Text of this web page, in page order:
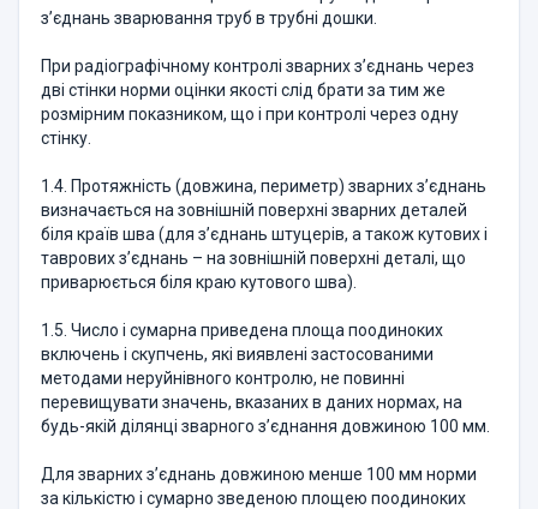
з’єднань зварю­вання труб в трубні дошки.
При радіографічному контролі зварних з’єднань через
дві стінки нор­ми оцінки якості слід брати за тим же
розмірним показником, що і при контролі через одну
стінку.
1.4. Протяжність (довжина, периметр) зварних з’єднань
визначається на зовнішній поверхні зварних деталей
біля країв шва (для з’єднань штуцерів, а також кутових і
таврових з’єднань – на зовнішній поверхні деталі, що
приварюється біля краю кутового шва).
1.5. Число і сумарна приведена площа поодиноких
включень і скуп­чень, які виявлені застосованими
методами неруйнівного контролю, не повинні
перевищувати значень, вказаних в даних нормах, на
будь-якій ділянці зварного з’єднання довжиною 100 мм.
Для зварних з’єднань довжиною менше 100 мм норми
за кількістю і сумарно зведеною площею поодиноких